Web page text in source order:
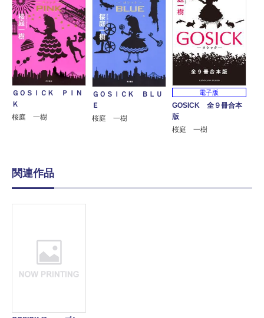
ＧＯＳＩＣＫ ＰＩＮ
Ｋ
桜庭 一樹
ＧＯＳＩＣＫ ＢＬＵ
Ｅ
桜庭 一樹
電子版
GOSICK 全９冊合本
版
桜庭 一樹
関連作品